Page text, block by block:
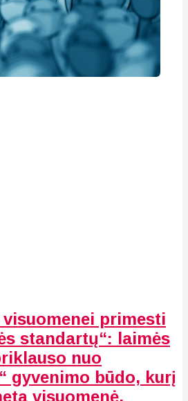
visuomenei primesti
standartų“: laimės
nuo
gyvenimo būdo, kurį
visuomenė.